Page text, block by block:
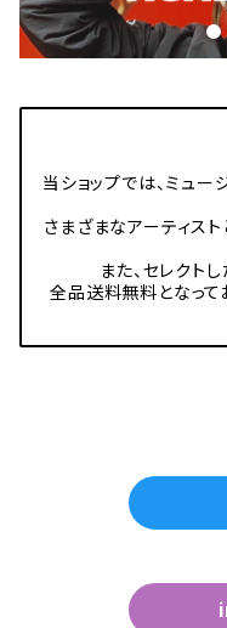
当ショップでは、ミュ
さまざまなアーティス
また、セレクト
全品送料無料となって